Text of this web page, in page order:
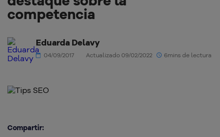
competencia
Eduarda Delavy
04/09/2017 Actualizado 09/02/2022 6mins de lectura
Compartir: